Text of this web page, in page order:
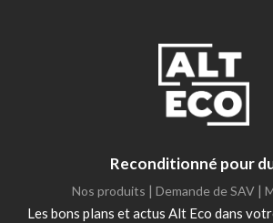
Reconditionné pour
Nos produits | Demande de SAV|
Les bons plans et actus Alt Eco dans